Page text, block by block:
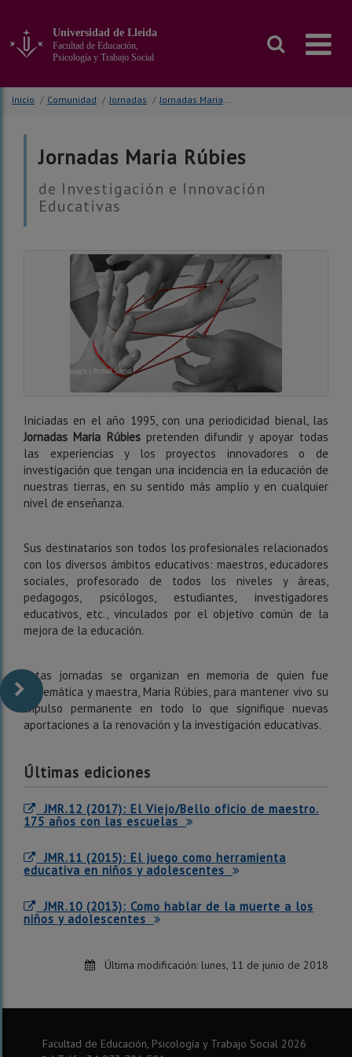
contenido
principal
la
página
Universidad de Lleida
Facultad de Educación,
Psicología y Trabajo Social
Inicio / Comunidad / Jornadas / Jornadas Maria Rúbies
Jornadas Maria Rúbies
de Investigación e Innovación
Educativas
Iniciadas en el año 1995, con una periodicidad bienal, las
Jornadas Maria Rúbiespretenden difundir y apoyar todas
las experiencias y los proyectos innovadores o de
investigación que tengan una incidencia en la educación de
nuestras tierras, en su sentido más amplio y en cualquier
nivel de enseñanza.
Sus destinatarios son todos los profesionales relacionados
con los diversos ámbitos educativos: maestros, educadores
sociales, profesorado de todos los niveles y áreas,
pedagogos, psicólogos, estudiantes, investigadores
educativos, etc., vinculados por el objetivo común de la
mejora de la educación.
Estas jornadas se organizan en memoria de quien fue
matemática y maestra, Maria Rúbies, para mantener vivo su
impulso permanente en todo lo que signifique nuevas
aportaciones a la renovación y la investigación educativas.
Últimas ediciones
JMR.12 (2017): El Viejo/Bello oficio de maestro.
175 años con las escuelas
JMR.11 (2015): El juego como herramienta
educativa en niños y adolescentes
JMR.10 (2013): Como hablar de la muerte a los
niños y adolescentes
Última modificación: lunes, 11 de junio de 2018
Facultad de Educación, Psicología y Trabajo Social 2026